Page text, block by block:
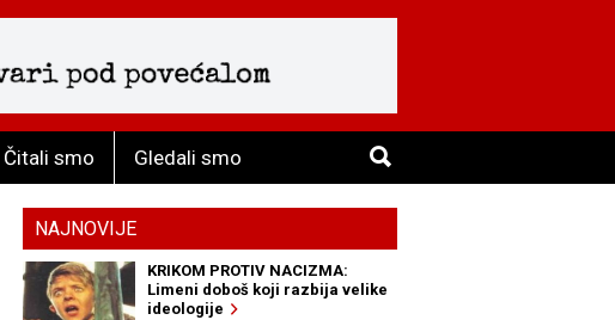
Čitali smo Gledali smo
NAJNOVIJE
KRIKOM PROTIV NACIZMA:
Limeni doboš koji razbija velike
ideologije